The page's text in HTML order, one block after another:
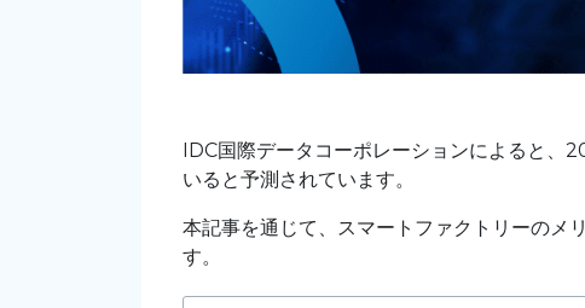
IDC国際データコーポレーションによると、
いると予測されています。
本記事を通じて、スマートファクトリーのメ
す。